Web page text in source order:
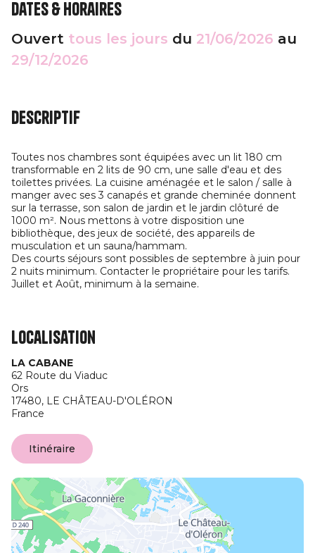
Dates & horaires
Ouvert tous les jours du 21/06/2026 au
29/12/2026
Descriptif
Toutes nos chambres sont équipées avec un lit 180 cm
transformable en 2 lits de 90 cm, une salle d'eau et des
toilettes privées. La cuisine aménagée et le salon / salle à
manger avec ses 3 canapés et grande cheminée donnent
sur la terrasse, son salon de jardin et le jardin clôturé de
1000 m². Nous mettons à votre disposition une
bibliothèque, des jeux de société, des appareils de
musculation et un sauna/hammam.
Des courts séjours sont possibles de septembre à juin pour
2 nuits minimum. Contacter le propriétaire pour les tarifs.
Juillet et Août, minimum à la semaine.
Localisation
LA CABANE
62 Route du Viaduc
Ors
17480, LE CHÂTEAU-D'OLÉRON
France
Itinéraire